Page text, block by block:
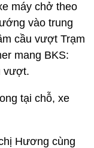
máy chở theo
vào trung
cầu vượt Trạm
mang BKS:
vượt.
tại chỗ, xe
Hương cùng